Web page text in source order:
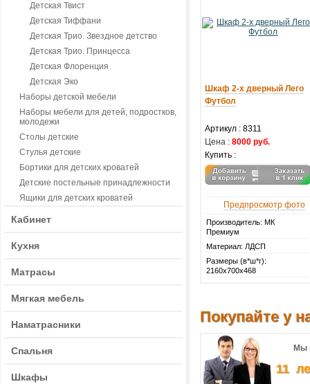
Детская Твист
Детская Тиффани
Детская Трио. Звездное детство
Детская Трио. Принцесса
Детская Флоренция
Детская Эко
Наборы детской мебели
Наборы мебели для детей, подростков,
молодежи
Столы детские
Стулья детские
Бортики для детских кроватей
Детские постельные принадлежности
Ящики для детских кроватей
Кабинет
Кухня
Матрасы
Мягкая мебель
Наматрасники
Спальня
Шкафы
Шкаф 2-х дверный Лего
Футбол
Артикул : 8311
Цена : 8000 руб.
Купить :
Предпросмотр фото
Производитель: МК
Премиум
Материал: ЛДСП
Размеры (в*ш*г):
2160х700х468
Покупайте у
Мы
11